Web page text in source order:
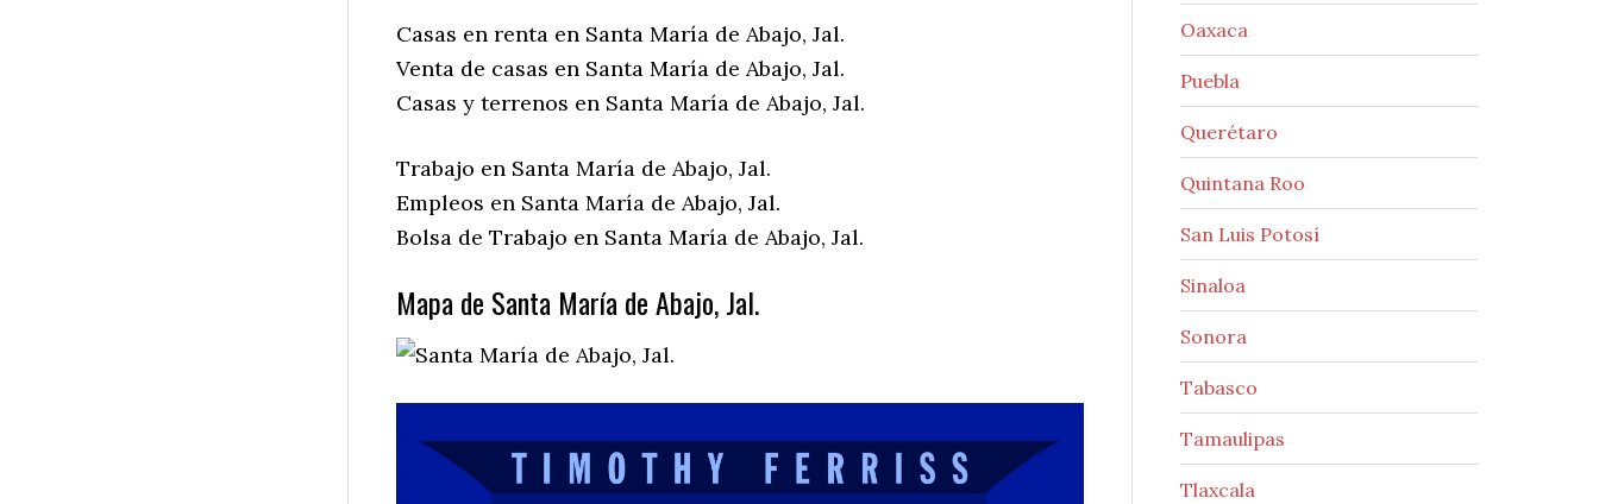
Casas en renta en Santa María de Abajo, Jal.
Venta de casas en Santa María de Abajo, Jal.
Casas y terrenos en Santa María de Abajo, Jal.
Trabajo en Santa María de Abajo, Jal.
Empleos en Santa María de Abajo, Jal.
Bolsa de Trabajo en Santa María de Abajo, Jal.
Mapa de Santa María de Abajo, Jal.
Oaxaca
Puebla
Querétaro
Quintana Roo
San Luis Potosí
Sinaloa
Sonora
Tabasco
Tamaulipas
Tlaxcala